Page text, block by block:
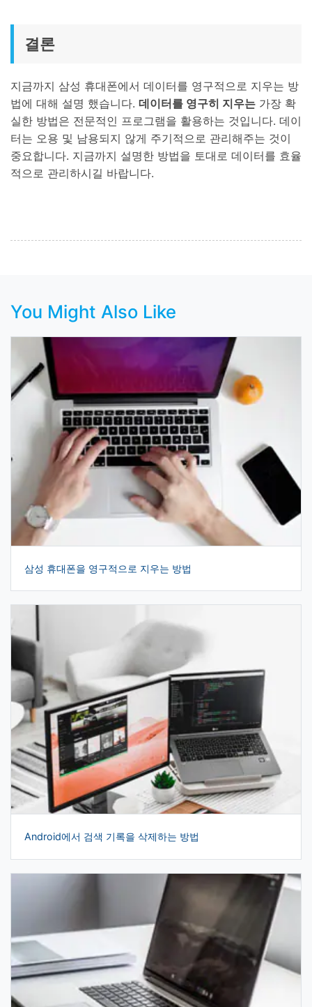
결론
지금까지 삼성 휴대폰에서 데이터를 영구적으로 지우는 방
법에 대해 설명 했습니다. 데이터를 영구히 지우는 가장 확
실한 방법은 전문적인 프로그램을 활용하는 것입니다. 데이
터는 오용 및 남용되지 않게 주기적으로 관리해주는 것이
중요합니다. 지금까지 설명한 방법을 토대로 데이터를 효율
적으로 관리하시길 바랍니다.
You Might Also Like
삼성 휴대폰을 영구적으로 지우는 방법
Android에서 검색 기록을 삭제하는 방법